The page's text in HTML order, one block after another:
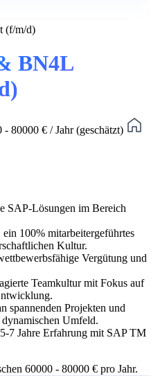
(f/m/d)
BN4L
- 80000 € / Jahr (geschätzt)
SAP-Lösungen im Bereich
ein 100% mitarbeitergeführtes
Kultur.
Vergütung und
Teamkultur mit Fokus auf
spannenden Projekten und
Umfeld.
7 Jahre Erfahrung mit SAP TM
60000 - 80000 € pro Jahr.